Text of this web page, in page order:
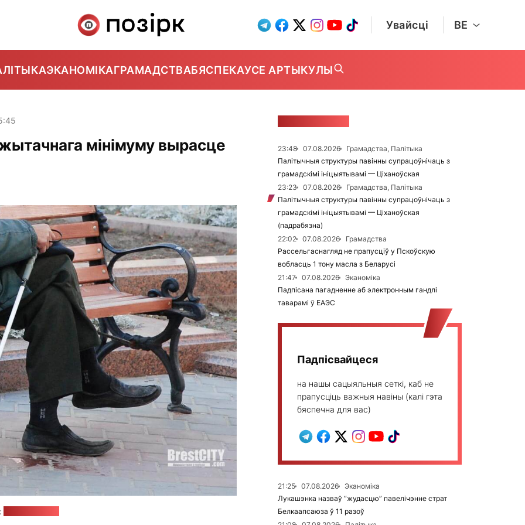
Увайсці BE
ЭКАНОМІКАГРАМАДСТВАБЯСПЕКАУСЕ АРТЫКУЛЫ
мінімуму вырасце 23:48 07.08.2026
Грамадства, Палітыка
Палітычныя структуры павінны супрацоўнічаць з
грамадскімі ініцыятывамі — Ціханоўская
23:23
07.08.2026
Грамадства, Палітыка
Палітычныя структуры павінны супрацоўнічаць з
грамадскімі ініцыятывамі — Ціханоўская
(падрабязна)
22:02
07.08.2026
Грамадства
Рассельгаснагляд не прапусціў у Пскоўскую
вобласць 1 тону масла з Беларусі
21:47
07.08.2026
Эканоміка
Падпісана пагадненне аб электронным гандлі
таварамі ў ЕАЭС
Падпісвайцеся
на нашы сацыяльныя сеткі, каб не
прапусціць важныя навіны (калі гэта
бяспечна для вас)
21:25 07.08.2026
Эканоміка
Лукашэнка назваў “жудасцю” павелічэнне страт
Белкаапсаюза ў 11 разоў